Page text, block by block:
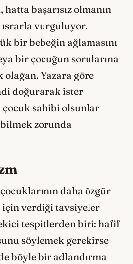
başarısız olmanın
vurguluyor.
bir bebeğin ağlamasını
bir çocuğun sorularına
olağan. Yazara göre
doğurarak ister
sahibi olsunlar
zorunda
daha özgür
verdiği tavsiyeler
tespitlerden biri: hafif
söylemek gerekirse
böyle bir adlandırma